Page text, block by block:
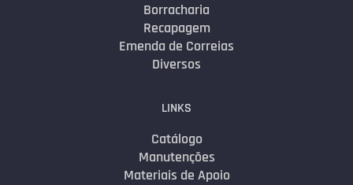
Borracharia
Recapagem
Emenda de Correias
Diversos
LINKS
Catálogo
Manutenções
Materiais de Apoio